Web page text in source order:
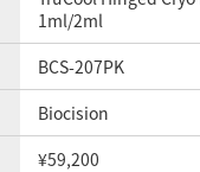
1ml/2ml
BCS-207PK
Biocision
¥59,200